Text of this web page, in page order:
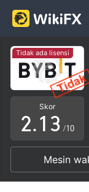
Tidak ada lisensi
Skor
0
1
2
3
4
.
0
1
2
3
0
1
2
3
4
5
/10
Mesin